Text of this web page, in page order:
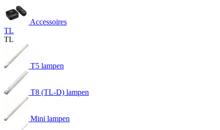
Accessoires
TL
TL
T5 lampen
T8 (TL-D) lampen
Mini lampen